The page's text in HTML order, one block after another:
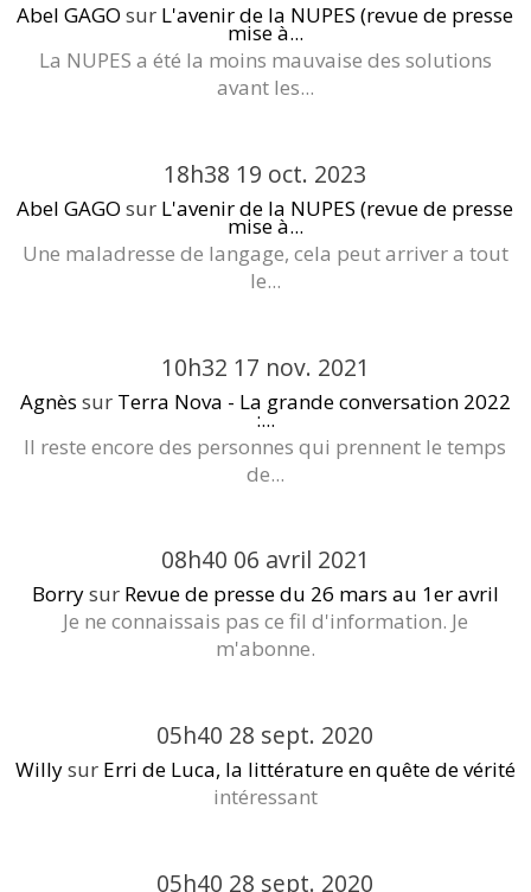
Abel GAGO sur L'avenir de la NUPES (revue de presse
mise à...
La NUPES a été la moins mauvaise des solutions
avant les...
18h38 19 oct. 2023
Abel GAGO sur L'avenir de la NUPES (revue de presse
mise à...
Une maladresse de langage, cela peut arriver a tout
le...
10h32 17 nov. 2021
Agnès sur Terra Nova - La grande conversation 2022
:...
Il reste encore des personnes qui prennent le temps
de...
08h40 06 avril 2021
Borrysur Revue de presse du 26 mars au 1er avril
Je ne connaissais pas ce fil d'information. Je
m'abonne.
05h40 28 sept. 2020
Willysur Erri de Luca, la littérature en quête de vérité
intéressant
05h40 28 sept. 2020